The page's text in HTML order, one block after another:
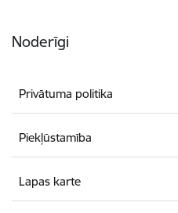
Noderīgi
Privātuma politika
Piekļūstamība
Lapas karte